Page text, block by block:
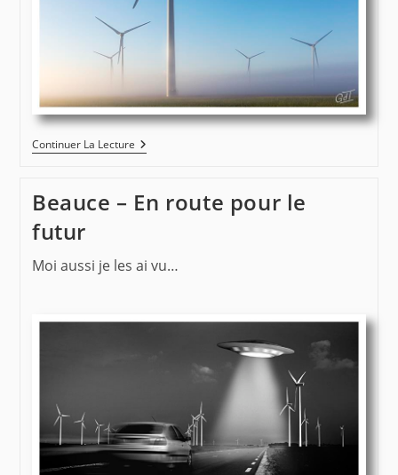
Continuer La LectureChantôme
–
Beauce – En route pour le
futur
Moi aussi je les ai vu…